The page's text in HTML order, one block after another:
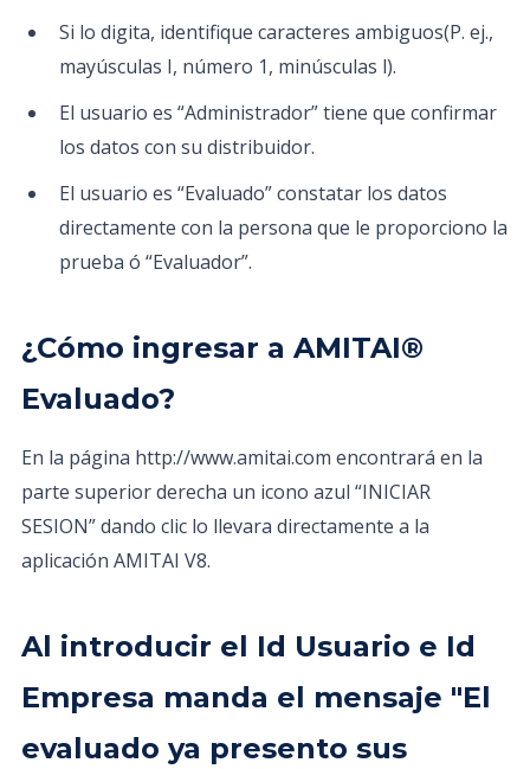
Si lo digita, identifique caracteres ambiguos(P. ej.,
mayúsculas I, número 1, minúsculas l).
El usuario es “Administrador” tiene que confirmar
los datos con su distribuidor.
El usuario es “Evaluado” constatar los datos
directamente con la persona que le proporciono la
prueba ó “Evaluador”.
¿Cómo ingresar a AMITAI®
Evaluado?
En la página http://www.amitai.com encontrará en la
parte superior derecha un icono azul “INICIAR
SESION” dando clic lo llevara directamente a la
aplicación AMITAI V8.
Al introducir el Id Usuario e Id
Empresa manda el mensaje "El
evaluado ya presento sus